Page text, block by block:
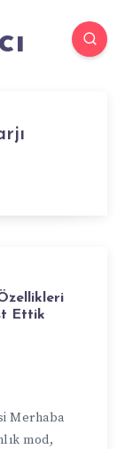
Ettik
Merhaba
mod,